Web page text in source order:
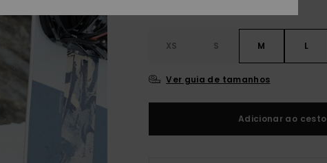
XS S M L
Ver guia de tamanhos
Adicionar ao cesto